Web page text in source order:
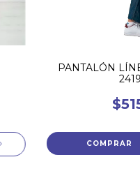
PANTALÓN
COMPRAR